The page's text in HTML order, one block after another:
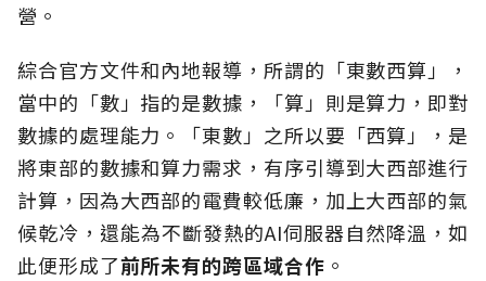
營。
綜合官方文件和內地報導，所謂的「東數西算」，
當中的「數」指的是數據，「算」則是算力，即對
數據的處理能力。「東數」之所以要「西算」，是
將東部的數據和算力需求，有序引導到大西部進行
計算，因為大西部的電費較低廉，加上大西部的氣
候乾冷，還能為不斷發熱的AI伺服器自然降溫，如
此便形成了前所未有的跨區域合作 。